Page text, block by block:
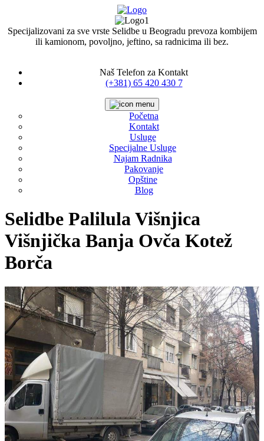
Specijalizovani za sve vrste Selidbe u Beogradu prevoza kombijem
ili kamionom, povoljno, jeftino, sa radnicima ili bez.
Naš Telefon za Kontakt
(+381) 65 420 430 7
Početna
Kontakt
Usluge
Specijalne Usluge
Najam Radnika
Pakovanje
Opštine
Blog
Selidbe Palilula Višnjica
Višnjička Banja Ovča Kotež
Borča